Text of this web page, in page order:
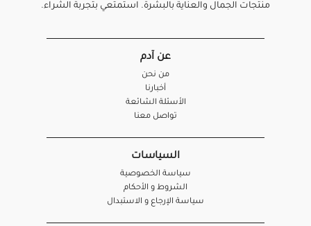
منتجات الجمال والعناية بالبشرة. استمتعي بتجربة الشراء.
عن آدم
من نحن
أخبارنا
الأسئلة الشائعة
تواصل معنا
السياسات
سياسة الخصوصية
الشروط و الأحكام
سياسة الإرجاع و الاستبدال